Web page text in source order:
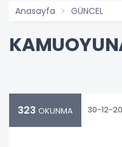
Anasayfa GÜNCEL
323 OKUNMA 30-12-